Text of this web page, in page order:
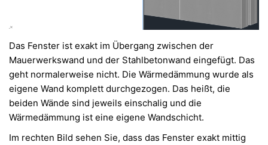
Das Fenster ist exakt im Übergang zwischen der
Mauerwerkswand und der Stahlbetonwand eingefügt. Das
geht normalerweise nicht. Die Wärmedämmung wurde als
eigene Wand komplett durchgezogen. Das heißt, die
beiden Wände sind jeweils einschalig und die
Wärmedämmung ist eine eigene Wandschicht.
Im rechten Bild sehen Sie, dass das Fenster exakt mittig